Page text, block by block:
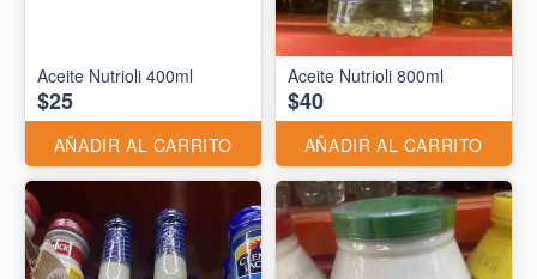
Aceite Nutrioli 400ml
$25
AÑADIR AL CARRITO
Aceite Nutrioli 800ml
$40
AÑADIR AL CARRITO